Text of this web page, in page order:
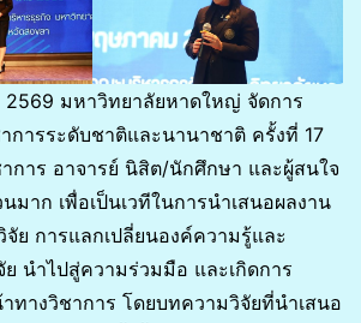
มหาวิทยาลัยหาดใหญ่ จัดการ
ารระดับชาติและนานาชาติ ครั้งที่ 17
การ อาจารย์ นิสิต/นักศึกษา และผู้สนใจ
มาก เพื่อเป็นเวทีในการนำเสนอผลงาน
จัย การแลกเปลี่ยนองค์ความรู้และ
นำไปสู่ความร่วมมือ และเกิดการ
างวิชาการ โดยบทความวิจัยที่นำเสนอ